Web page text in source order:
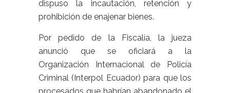
dispuso la incautación, retención y
prohibición de enajenar bienes.
Por pedido de la Fiscalía, la jueza
anunció que se oficiará a la
Organización Internacional de Policía
Criminal (Interpol Ecuador) para que los